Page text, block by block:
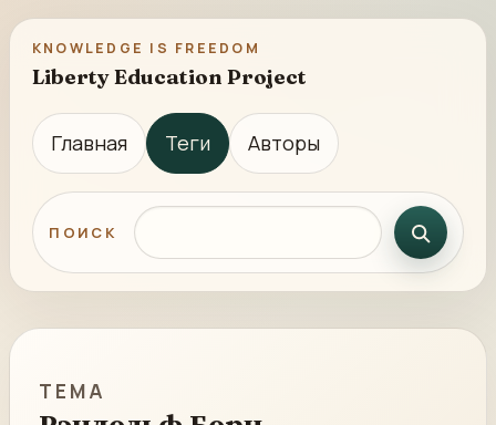
KNOWLEDGE IS FREEDOM
Liberty Education Project
Главная Теги Авторы
ПОИСК Поиск по сайту
ТЕМА